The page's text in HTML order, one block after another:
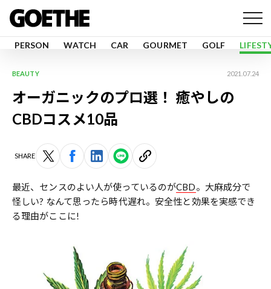
PERSON WATCH CAR GOURMET GOLF
BEAUTY 2021.07.24
オーガニックのプロ選！ 癒やしの
CBDコスメ10品
SHARE
最近、センスのよい人が使っているのがCBD。大麻成分で
怪しい? なんて思ったら時代遅れ。安全性と効果を実感でき
る理由がここに!